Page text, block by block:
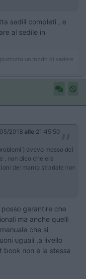
sedili completi , e
al sedile in
un modo di vedere
2018 alle 21:45:50
) avevo messo dei
, non dico che era
del manto stradale non
garantire che
ma anche quelli
che si
uguali ,a livello
book non è la stessa